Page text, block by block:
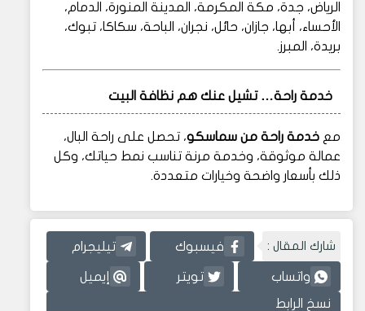
الرياض، جدة، مكة المكرمة، المدينة المنورة، الدمام،
الأحساء، أبها، جازان، حائل، نجران، الباحة، سكاكا، تبوك،
بريدة، المبرز.
خدمة راحة… تشيل عنك هم نظافة البيت
مع خدمة راحة من سماسكو، تحصل على راحة البال،
عمالة موثوقة، وخدمة مرنة تناسب نمط حياتك، وكل
ذلك بأسعار واضحة وخيارات متعددة.
شارك المقال : فيسبوك تيليجرام
واتساب تويتر إيميل
نسخ الرابط